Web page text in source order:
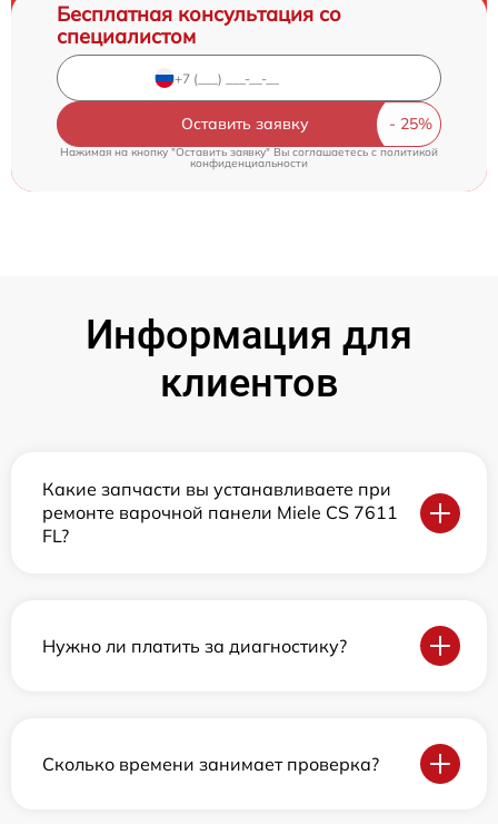
Бесплатная консультация со
специалистом
Оставить заявку
Нажимая на кнопку "Оставить заявку" Вы соглашаетесь cполитикой
конфиденциальности
Информация для
клиентов
Какие запчасти вы устанавливаете при
ремонте варочной панели Miele CS 7611
FL?
Нужно ли платить за диагностику?
Сколько времени занимает проверка?